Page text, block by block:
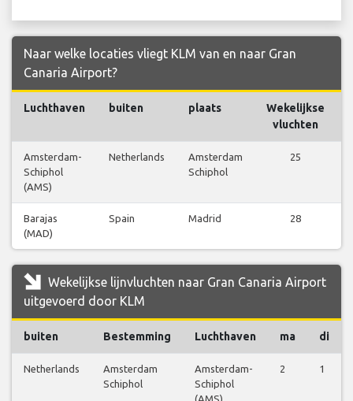
Naar welke locaties vliegt KLM van en naar Gran
Canaria Airport?
Luchthaven buiten plaats
Wekelijkse
vluchten
Amsterdam-
Schiphol
(AMS)
Netherlands
Amsterdam
Schiphol
25
Barajas
(MAD)
Spain Madrid 28
Wekelijkse lijnvluchten naar Gran Canaria Airport
uitgevoerd door KLM
buiten Bestemming Luchthaven ma di
Netherlands
Amsterdam
Schiphol
Amsterdam-
Schiphol
(AMS)
2 1